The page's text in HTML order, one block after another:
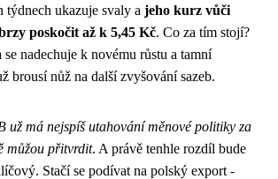
týdnech ukazuje svaly a jeho kurz vůči
poskočit až k 5,45 Kč. Co za tím stojí?
nadechuje k novému růstu a tamní
brousí nůž na další zvyšování sazeb.
už má nejspíš utahování měnové politiky za
můžou přitvrdit. A právě tenhle rozdíl bude
Stačí se podívat na polský export -